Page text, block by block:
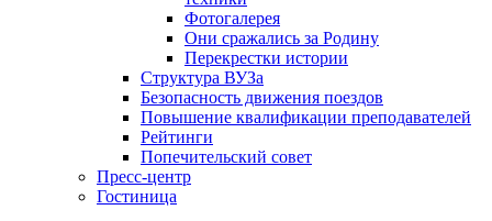
Фотогалерея
Они сражались за Родину
Перекрестки истории
Структура ВУЗа
Безопасность движения поездов
Повышение квалификации преподавателей
Рейтинги
Попечительский совет
Пресс-центр
Гостиница